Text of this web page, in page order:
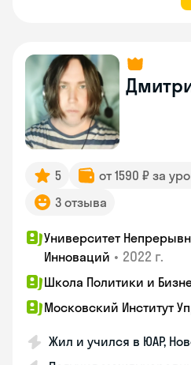
5 от 1590 ₽ за
3 отзыва
Университет
Инноваций • 2022 г.
Школа Политики и
Московский Институт
Жил и учился в ЮАР,